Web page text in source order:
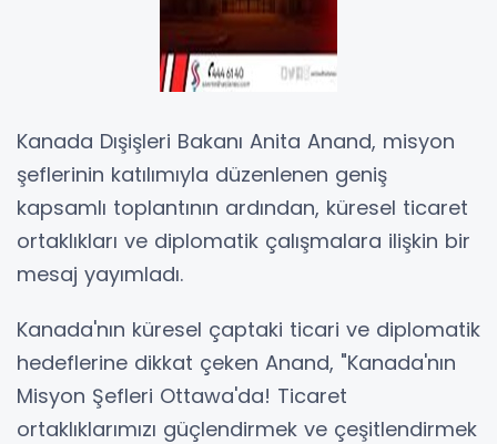
Kanada Dışişleri Bakanı Anita Anand, misyon
şeflerinin katılımıyla düzenlenen geniş
kapsamlı toplantının ardından, küresel ticaret
ortaklıkları ve diplomatik çalışmalara ilişkin bir
mesaj yayımladı.
Kanada'nın küresel çaptaki ticari ve diplomatik
hedeflerine dikkat çeken Anand, "Kanada'nın
Misyon Şefleri Ottawa'da! Ticaret
ortaklıklarımızı güçlendirmek ve çeşitlendirmek